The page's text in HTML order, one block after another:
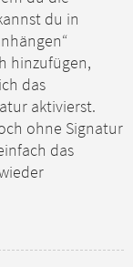
du in
hinzufügen,
das
aktivierst.
ohne Signatur
das